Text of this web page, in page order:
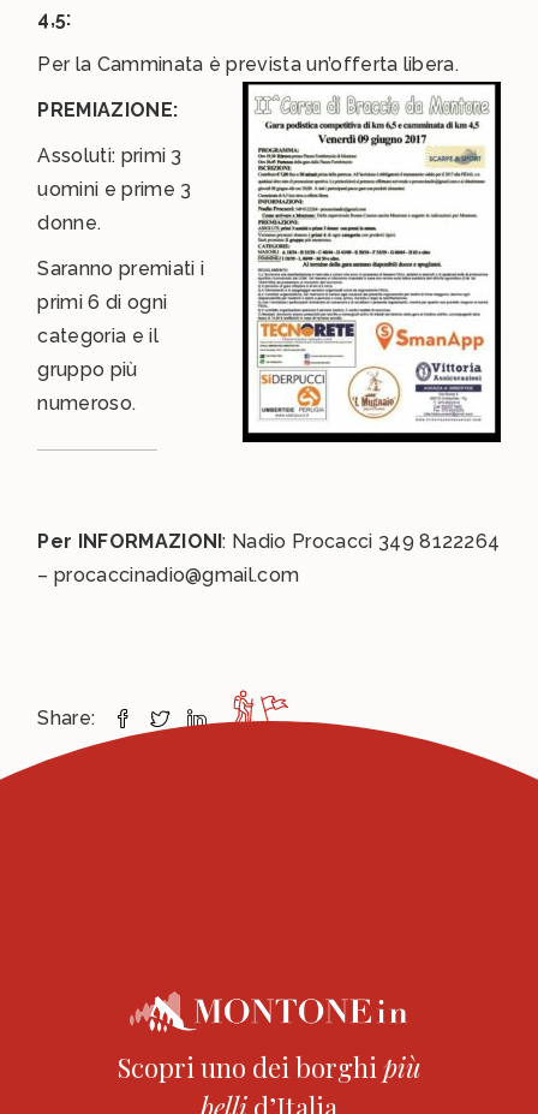
4,5:
Per la Camminata è prevista un’offerta libera.
PREMIAZIONE:
Assoluti: primi 3
uomini e prime 3
donne.
Saranno premiati i
primi 6 di ogni
categoria e il
gruppo più
numeroso.
Per INFORMAZIONI: Nadio Procacci 349 8122264
– procaccinadio@gmail.com
Share:
Scopri uno dei borghi più
bellid’Italia